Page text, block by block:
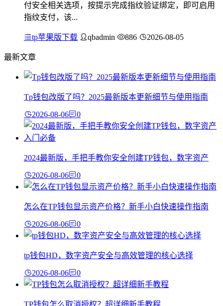
付安全相关选项，按提示完成指纹验证绑定，即可启用
指纹支付，该...
tp苹果版下载 qbadmin 886 2026-08-05
最新文章
Tp钱包改版了吗？2025最新版本更新细节与使用指南
2026-08-06 0
2024最新版，手把手教你安全创建TP钱包，数字资产
2026-08-06 0
怎么在TP钱包显示资产价格？新手小白快速操作指南
2026-08-06 0
tp钱包HD，数字资产安全与高效管理的核心选择
2026-08-06 0
TP钱包怎么取消授权？超详细新手教程